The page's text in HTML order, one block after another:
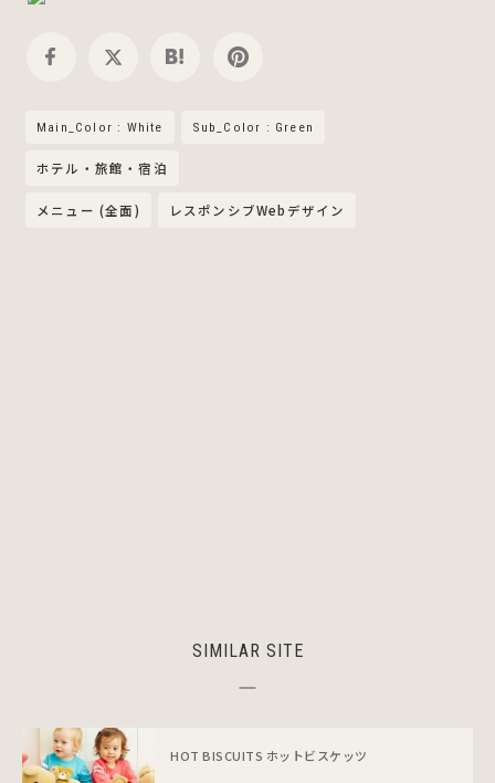
Main_Color : White Sub_Color : Green
ホテル・旅館・宿泊
メニュー (全面) レスポンシブWebデザイン
SIMILAR SITE
HOT BISCUITS ホットビスケッツ